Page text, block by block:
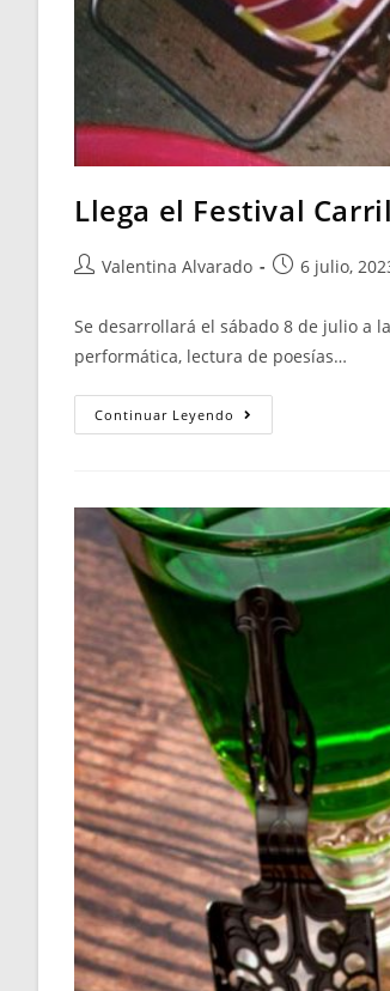
Llega el Festival
Valentina Alvarado 6 julio,
Se desarrollará el sábado 8 de julio a
performática, lectura de poesías…
Continuar Leyendo